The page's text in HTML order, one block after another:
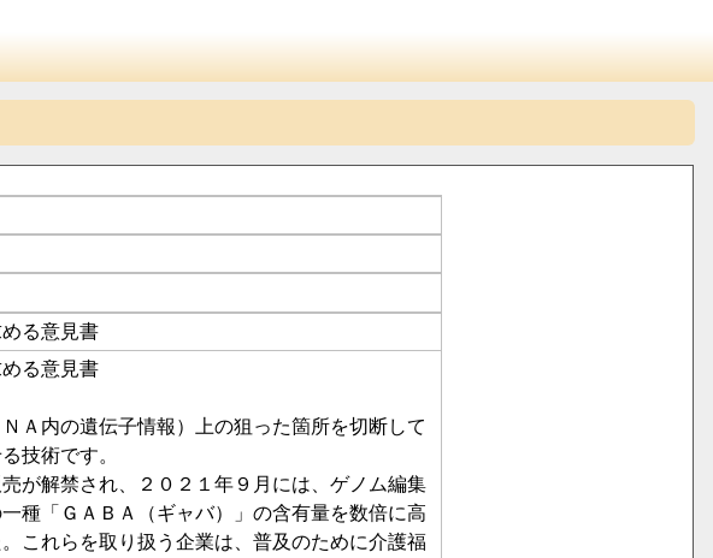
る意見書
る意見書
Ａ内の遺伝子情報）上の狙った箇所を切断して
技術です。
が解禁され、２０２１年９月には、ゲノム編集
種「ＧＡＢＡ（ギャバ）」の含有量を数倍に高
これらを取り扱う企業は、普及のために介護福